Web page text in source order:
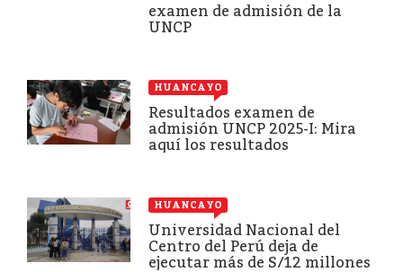
examen de admisión de la
UNCP
HUANCAYO
Resultados examen de
admisión UNCP 2025-I: Mira
aquí los resultados
HUANCAYO
Universidad Nacional del
Centro del Perú deja de
ejecutar más de S/12 millones